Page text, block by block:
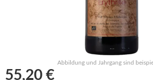
Abbildung und Jahrgang sind
55,20 €